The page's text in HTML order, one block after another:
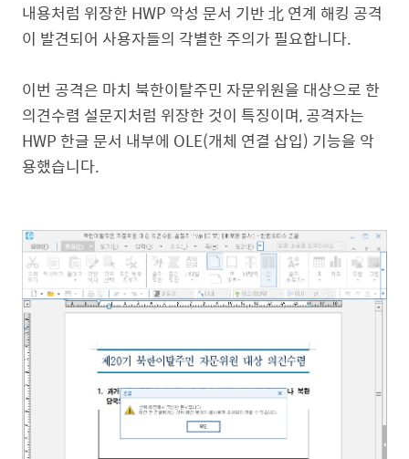
내용처럼 위장한 HWP 악성 문서 기반 北 연계 해킹 공격
이 발견되어 사용자들의 각별한 주의가 필요합니다.
이번 공격은 마치 북한이탈주민 자문위원을 대상으로 한
의견수렴 설문지처럼 위장한 것이 특징이며, 공격자는
HWP 한글 문서 내부에 OLE(개체 연결 삽입) 기능을 악
용했습니다.